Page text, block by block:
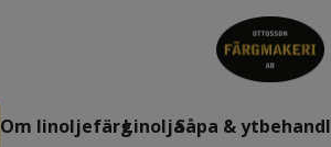
Om linoljefärgLinoljaSåpa &